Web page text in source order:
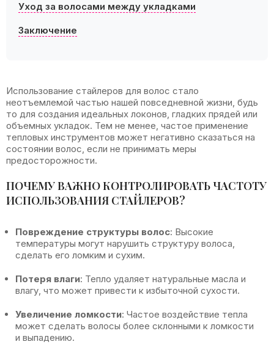
Уход за волосами между укладками
Заключение
Использование стайлеров для волос стало
неотъемлемой частью нашей повседневной жизни, будь
то для создания идеальных локонов, гладких прядей или
объемных укладок. Тем не менее, частое применение
тепловых инструментов может негативно сказаться на
состоянии волос, если не принимать меры
предосторожности.
ПОЧЕМУ ВАЖНО КОНТРОЛИРОВАТЬ ЧАСТОТУ
ИСПОЛЬЗОВАНИЯ СТАЙЛЕРОВ?
Повреждение структуры волос: Высокие
температуры могут нарушить структуру волоса,
сделать его ломким и сухим.
Потеря влаги: Тепло удаляет натуральные масла и
влагу, что может привести к избыточной сухости.
Увеличение ломкости: Частое воздействие тепла
может сделать волосы более склонными к ломкости
и выпадению.